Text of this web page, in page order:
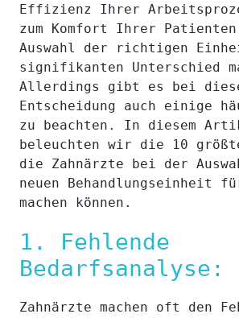
Effizienz Ihrer
zum Komfort Ihrer
Auswahl der richtigen
signifikanten Unterschied
Allerdings gibt es bei
Entscheidung auch einige
zu beachten. In diesem
beleuchten wir die 10
die Zahnärzte bei der
neuen Behandlungseinheit
machen können.
1. Fehlende
Bedarfsanalyse:
Zahnärzte machen oft den